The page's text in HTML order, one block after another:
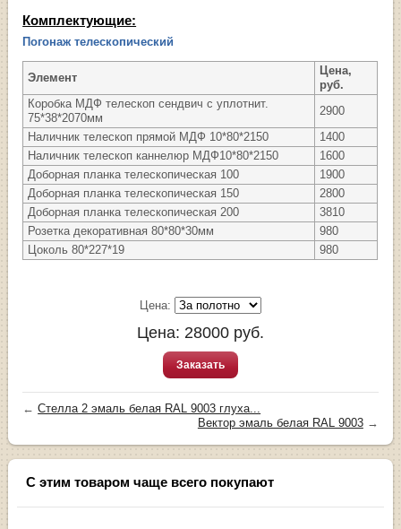
Комплектующие:
Погонаж телескопический
Элемент
Цена,
руб.
Коробка МДФ телескоп сендвич с уплотнит.
75*38*2070мм
2900
Наличник телескоп прямой МДФ 10*80*2150
1400
Наличник телескоп каннелюр МДФ10*80*2150
1600
Доборная планка телескопическая 100
1900
Доборная планка телескопическая 150
2800
Доборная планка телескопическая 200
3810
Розетка декоративная 80*80*30мм
980
Цоколь 80*227*19
980
Цена:
Цена: 28000 руб.
Заказать
←Стелла 2 эмаль белая RAL 9003 глуха...
Вектор эмаль белая RAL 9003→
С этим товаром чаще всего покупают